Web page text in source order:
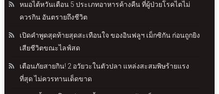
หมอไต้หวันเตือน 5 ประเภทอาหารค้างคืน ที่ผู้ป่วยโรคไตไม่
ควรกิน อันตรายถึงชีวิต
เปิดคำพูดสุดท้ายสุดสะเทือนใจ ของอินฟลูฯ เม็กซิกัน ก่อนถูกยิง
เสียชีวิตขณะไลฟ์สด
เตือนภัยสายกิน! 2 อวัยวะในตัวปลา แหล่งสะสมพิษร้ายแรง
ที่สุด ไม่ควรทานเด็ดขาด